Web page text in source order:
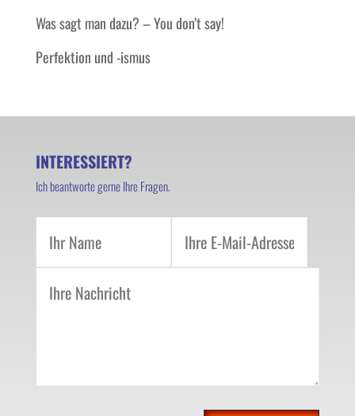
Was sagt man dazu? – You don’t say!
Perfektion und -ismus
INTERESSIERT?
Ich beantworte gerne Ihre Fragen.